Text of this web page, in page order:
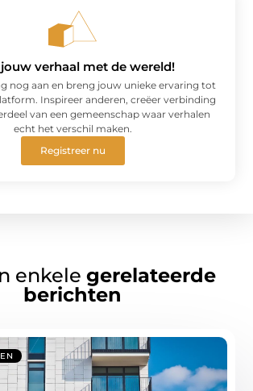
jouw verhaal met de wereld!
nog aan en breng jouw unieke ervaring tot
Inspireer anderen, creëer verbinding
van een gemeenschap waar verhalen
echt het verschil maken.
Registreer nu
enkele gerelateerde
berichten